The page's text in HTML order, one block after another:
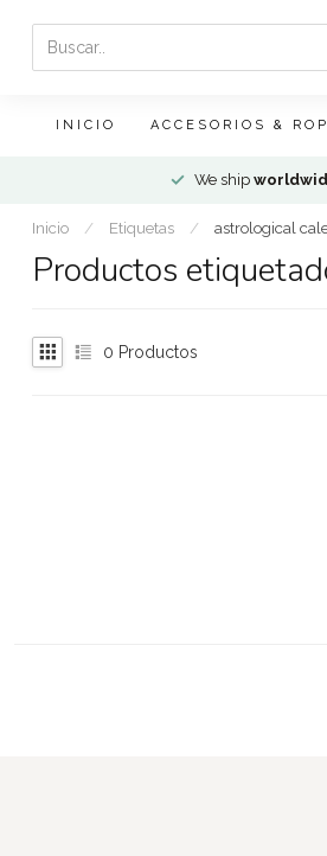
INICIO ACCESORIOS &
We ship
Inicio / Etiquetas / astrological
Productos
0 Productos